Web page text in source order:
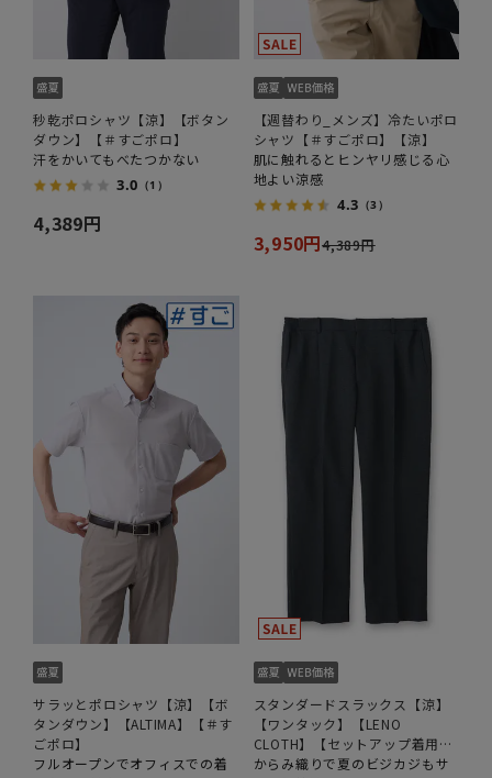
秒乾ポロシャツ【涼】【ボタン
ダウン】【＃すごポロ】
汗をかいてもべたつかない
3.0 （1）
4,389円
【週替わり_メンズ】冷たいポロ
シャツ【＃すごポロ】【涼】
肌に触れるとヒンヤリ感じる心
地よい涼感
4.3 （3）
3,950円4,389円
サラッとポロシャツ【涼】【ボ
タンダウン】【ALTIMA】【＃す
ごポロ】
フルオープンでオフィスでの着
スタンダードスラックス【涼】
【ワンタック】【LENO
CLOTH】【セットアップ着用
可】【裾上げ済み】
からみ織りで夏のビジカジもサ